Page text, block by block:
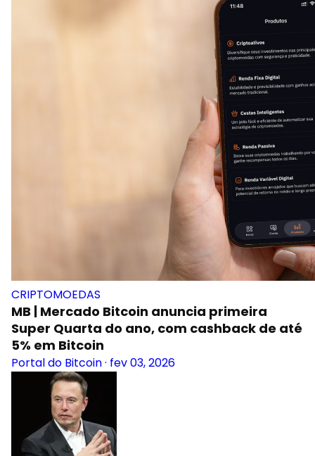
CRIPTOMOEDAS
MB | Mercado Bitcoin anuncia primeira
Super Quarta do ano, com cashback de até
5% em Bitcoin
Portal do Bitcoin· fev 03, 2026